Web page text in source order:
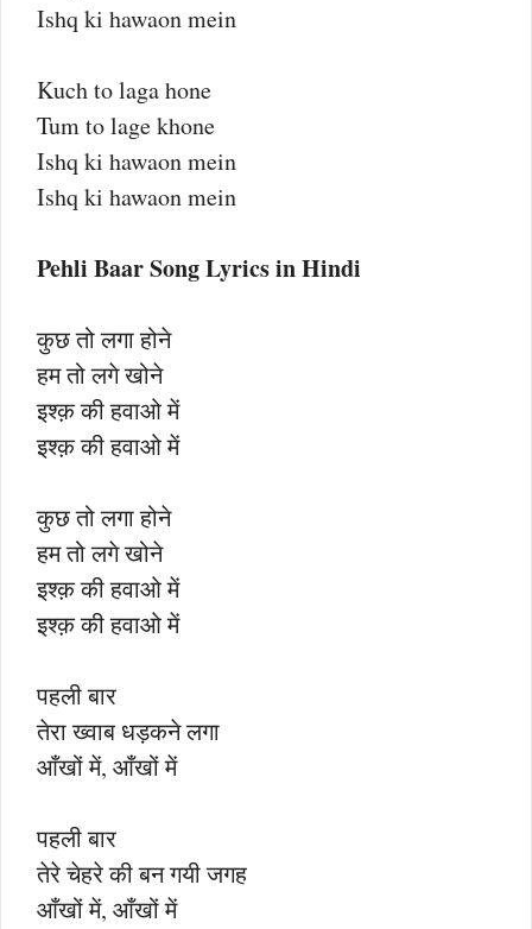
Ishq ki hawaon mein
Kuch to laga hone
Tum to lage khone
Ishq ki hawaon mein
Ishq ki hawaon mein
Pehli Baar Song Lyrics in Hindi
कुछ तो लगा होने
हम तो लगे खोने
इश्क़ की हवाओ में
इश्क़ की हवाओ में
कुछ तो लगा होने
हम तो लगे खोने
इश्क़ की हवाओ में
इश्क़ की हवाओ में
पहली बार
तेरा ख्वाब धड़कने लगा
आँखों में, आँखों में
पहली बार
तेरे चेहरे की बन गयी जगह
आँखों में, आँखों में